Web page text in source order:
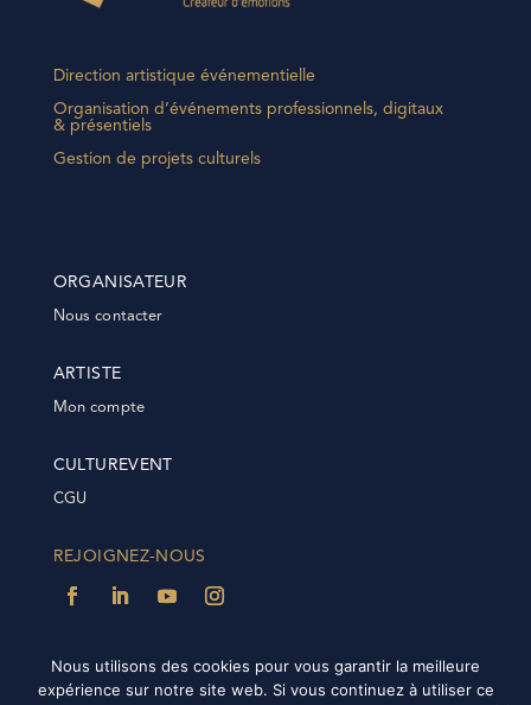
Direction artistique événementielle
Organisation d’événements professionnels, digitaux
& présentiels
Gestion de projets culturels
ORGANISATEUR
Nous contacter
ARTISTE
Mon compte
CULTUREVENT
CGU
REJOIGNEZ-NOUS
Nous utilisons des cookies pour vous garantir la meilleure
expérience sur notre site web. Si vous continuez à utiliser ce